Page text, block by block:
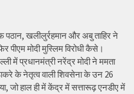
पठान, खलीलुर्रहमान और अबु ताहिर ने
पीएम मोदी मुस्लिम विरोधी कैसे।
में प्रधानमंत्री नरेंद्र मोदी ने ममता
के नेतृत्व वाली शिवसेना के उन 26
जो हाल ही में केंद्र में सत्तारूढ़ एनडीए में